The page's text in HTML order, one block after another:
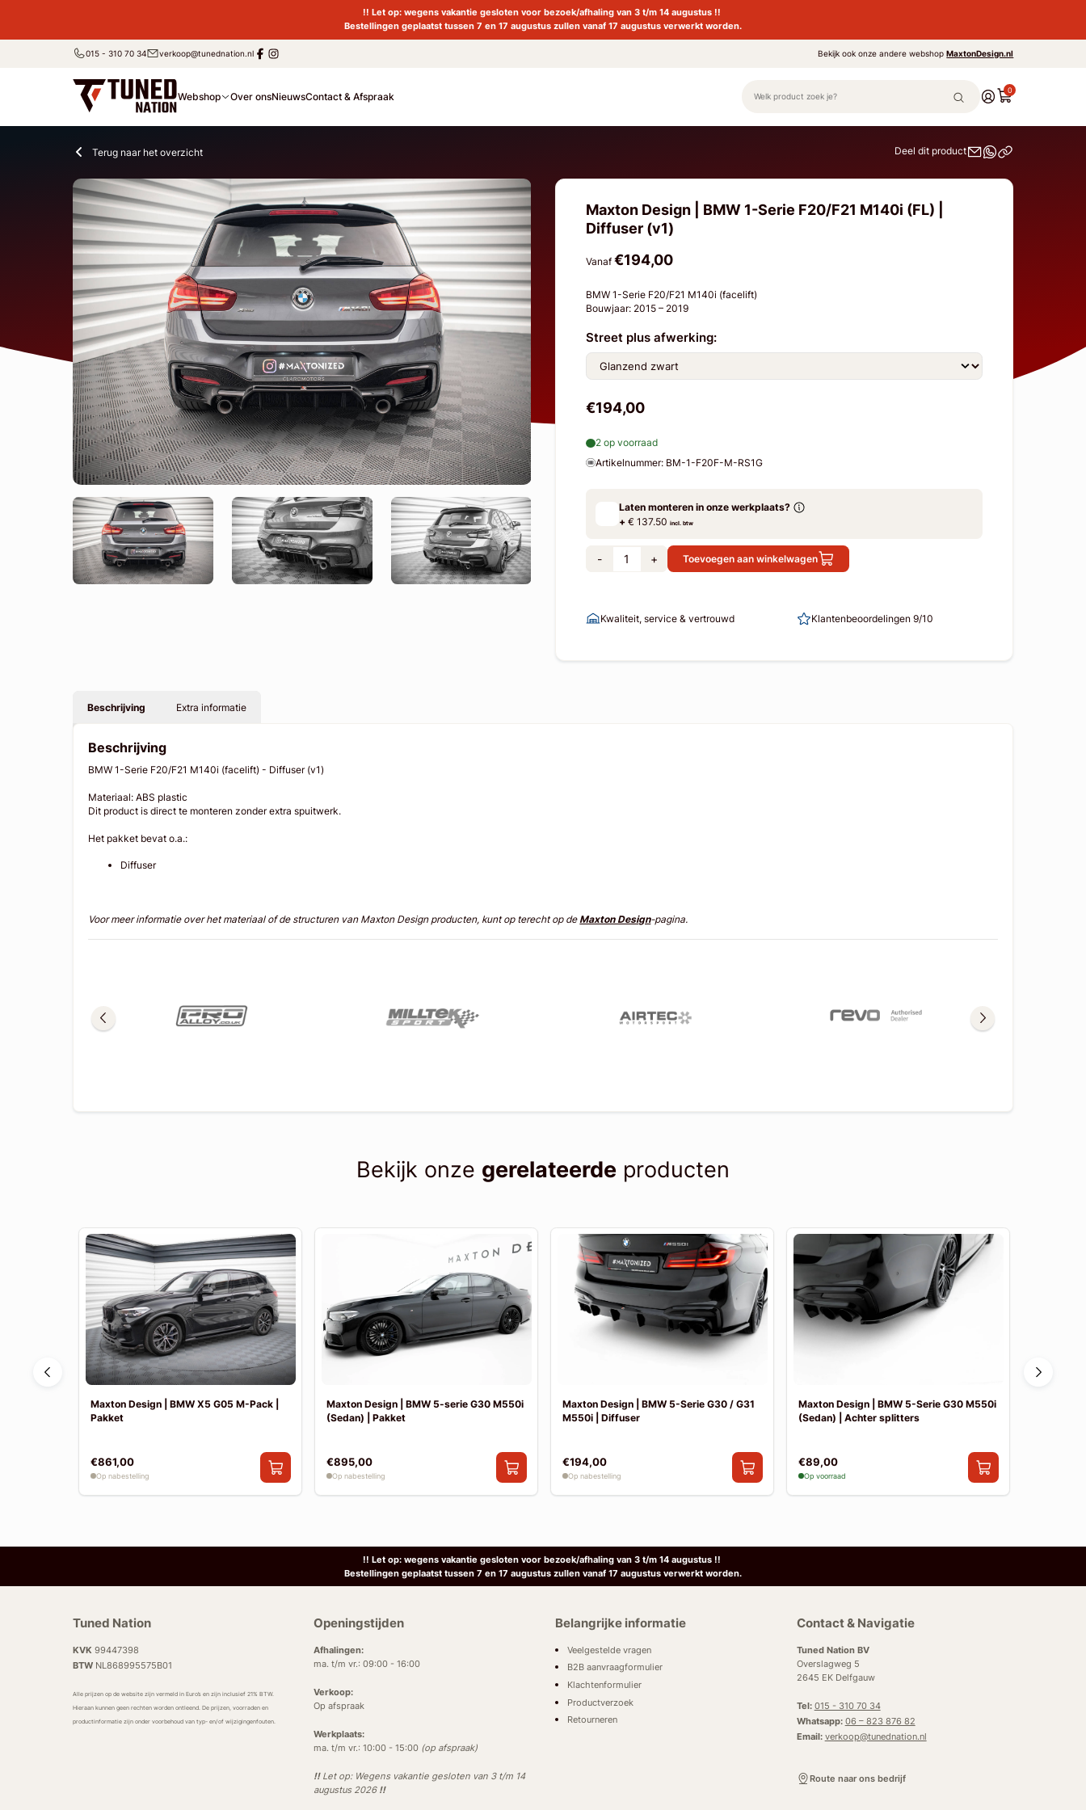
!! Let op: wegens vakantie gesloten voor bezoek/afhaling van 3 t/m 14 augustus !!
Bestellingen geplaatst tussen 7 en 17 augustus zullen vanaf 17 augustus verwerkt worden.
015 - 310 70 34 verkoop@tunednation.nl Bekijk ook onze andere webshopMaxtonDesign.nl
Webshop Over onsNieuwsContact & Afspraak
0
Terug naar het overzicht Deel dit product
Maxton Design | BMW 1-Serie F20/F21 M140i (FL) |
Diffuser (v1)
Vanaf €194,00
BMW 1-Serie F20/F21 M140i (facelift)
Bouwjaar: 2015 – 2019
Street plus afwerking:
€194,00
2 op voorraad
Artikelnummer: BM-1-F20F-M-RS1G
Laten monteren in onze werkplaats?
+€ 137.50 incl. btw
- + Toevoegen aan winkelwagen
Kwaliteit, service & vertrouwd Klantenbeoordelingen 9/10
Beschrijving Extra informatie
Beschrijving
BMW 1-Serie F20/F21 M140i (facelift) - Diffuser (v1)
Materiaal: ABS plastic
Dit product is direct te monteren zonder extra spuitwerk.
Het pakket bevat o.a.:
Diffuser
Voor meer informatie over het materiaal of de structuren van Maxton Design producten, kunt op terecht op deMaxton Design-pagina.
Bekijk onze gerelateerde producten
Maxton Design | BMW X5 G05 M-Pack |
Pakket
€861,00
Op nabestelling
Maxton Design | BMW 5-serie G30 M550i
(Sedan) | Pakket
€895,00
Op nabestelling
Maxton Design | BMW 5-Serie G30 / G31
M550i | Diffuser
€194,00
Op nabestelling
Maxton Design | BMW 5-Serie G30 M550i
(Sedan) | Achter splitters
€89,00
Op voorraad
!! Let op: wegens vakantie gesloten voor bezoek/afhaling van 3 t/m 14 augustus !!
Bestellingen geplaatst tussen 7 en 17 augustus zullen vanaf 17 augustus verwerkt worden.
Tuned Nation
KVK 99447398
BTWNL868995575B01
Alle prijzen op de website zijn vermeld in Euro’s en zijn inclusief 21% BTW.
Hieraan kunnen geen rechten worden ontleend. De prijzen, voorraden en
productinformatie zijn onder voorbehoud van typ- en/of wijzigingenfouten.
Openingstijden
Afhalingen:
ma. t/m vr.: 09:00 - 16:00
Verkoop:
Op afspraak
Werkplaats:
ma. t/m vr.: 10:00 - 15:00 (op afspraak)
!!Let op: Wegens vakantie gesloten van 3 t/m 14
augustus 2026 !!
Belangrijke informatie
Veelgestelde vragen
B2B aanvraagformulier
Klachtenformulier
Productverzoek
Retourneren
Contact & Navigatie
Tuned Nation BV
Overslagweg 5
2645 EK Delfgauw
Tel: 015 - 310 70 34
Whatsapp: 06 – 823 876 82
Email: verkoop@tunednation.nl
Route naar ons bedrijf